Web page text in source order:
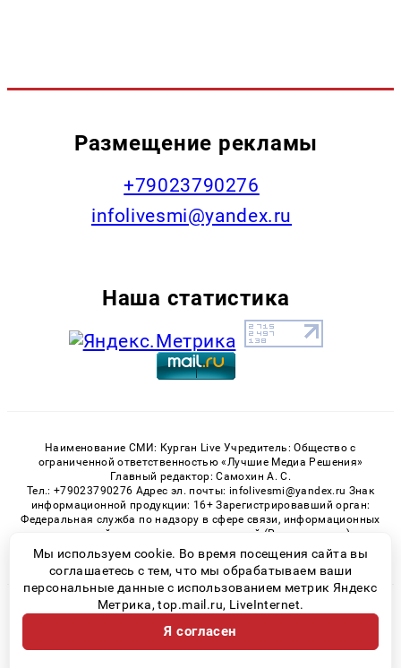
Размещение рекламы
+79023790276
infolivesmi@yandex.ru
Наша статистика
Наименование СМИ: Курган Live Учредитель: Общество с
ограниченной ответственностью «Лучшие Медиа Решения»
Главный редактор: Самохин А. С.
Тел.: +79023790276 Адрес эл. почты: infolivesmi@yandex.ru Знак
информационной продукции: 16+ Зарегистрировавший орган:
Федеральная служба по надзору в сфере связи, информационных
технологий и массовых коммуникаций (Роскомнадзор)
Регистрационный номер СМИ ЭЛ № ФС 77 - 82535 от 21.01.2022
© 2026 «Kurgan-Live» | Все права защищены
Возрастная категория сайта 16+
Политика конфиденциальности
Мы используем cookie. Во время посещения сайта вы
соглашаетесь с тем, что мы обрабатываем ваши
персональные данные с использованием метрик Яндекс
Метрика, top.mail.ru, LiveInternet.
Я согласен